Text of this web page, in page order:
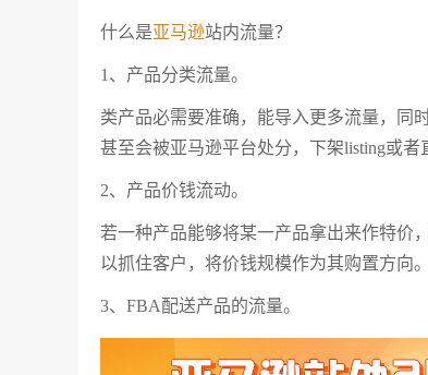
什么是亚马逊站内流量？
1、产品分类流量。
类产品必需要准确，能导入更多流量，同
甚至会被亚马逊平台处分，下架listing或者
2、产品价钱流动。
若一种产品能够将某一产品拿出来作特价
以抓住客户，将价钱规模作为其购置方向。
3、FBA配送产品的流量。